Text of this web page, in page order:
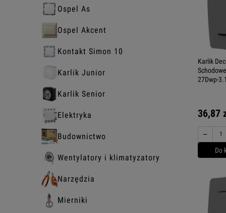
Ospel As
Ospel Akcent
Kontakt Simon 10
Karlik Junior
Karlik Senior
Elektryka
Budownictwo
Wentylatory i klimatyzatory
Narzędzia
Mierniki
Karlik
27Dwp-3.1
36,87
−
Do